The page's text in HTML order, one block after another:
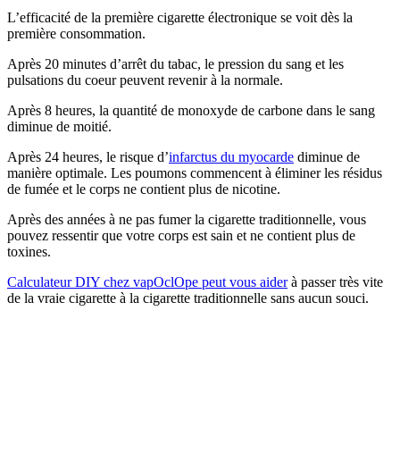
L’efficacité de la première cigarette électronique se voit dès la
première consommation.
Après 20 minutes d’arrêt du tabac, le pression du sang et les
pulsations du coeur peuvent revenir à la normale.
Après 8 heures, la quantité de monoxyde de carbone dans le sang
diminue de moitié.
Après 24 heures, le risque d’infarctus du myocarde diminue de
manière optimale. Les poumons commencent à éliminer les résidus
de fumée et le corps ne contient plus de nicotine.
Après des années à ne pas fumer la cigarette traditionnelle, vous
pouvez ressentir que votre corps est sain et ne contient plus de
toxines.
Calculateur DIY chez vapOclOpe peut vous aiderà passer très vite
de la vraie cigarette à la cigarette traditionnelle sans aucun souci.